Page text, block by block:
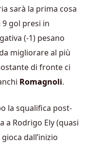
sarà la prima cosa
9 gol presi in
(-1) pesano
migliorare al più
di fronte ci
Romagnoli.
la squalifica post-
a Rodrigo Ely (quasi
dall’inizio